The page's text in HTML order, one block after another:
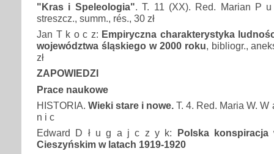
"Kras i Speleologia". T. 11 (XX). Red. Marian P
streszcz., summ., rés., 30 zł
Jan T k o c z: Empiryczna charakterystyka
województwa śląskiego w 2000 roku, bibliogr.,
zł
ZAPOWIEDZI
Prace naukowe
HISTORIA.Wieki stare i nowe. T. 4. Red. Maria W.
n i c
Edward D ł u g a j c z y k: Polska
Cieszyńskim w latach 1919-1920